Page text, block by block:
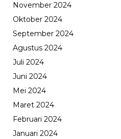
November 2024
Oktober 2024
September 2024
Agustus 2024
Juli 2024
Juni 2024
Mei 2024
Maret 2024
Februari 2024
Januari 2024